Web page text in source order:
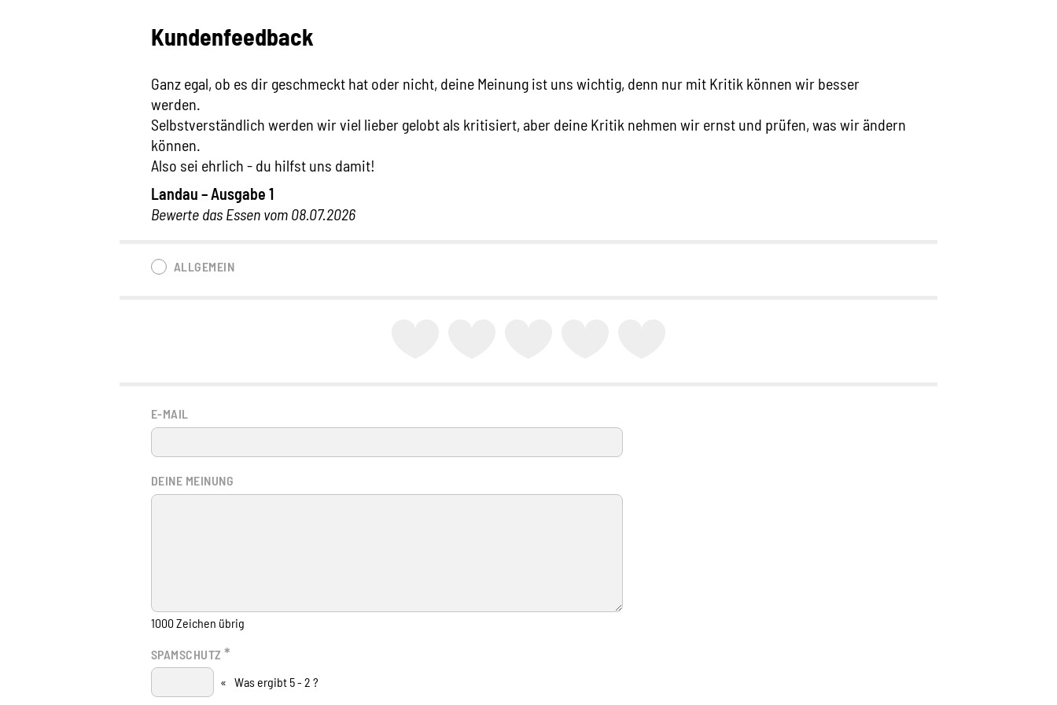
Kundenfeedback
Ganz egal, ob es dir geschmeckt hat oder nicht, deine Meinung ist uns wichtig, denn nur mit Kritik können wir besser
werden.
Selbstverständlich werden wir viel lieber gelobt als kritisiert, aber deine Kritik nehmen wir ernst und prüfen, was wir ändern
können.
Also sei ehrlich - du hilfst uns damit!
Landau – Ausgabe 1
Bewerte das Essen vom 08.07.2026
ALLGEMEIN
E-MAIL
DEINE MEINUNG
1000Zeichen übrig
SPAMSCHUTZ*
« Was ergibt 5 - 2 ?